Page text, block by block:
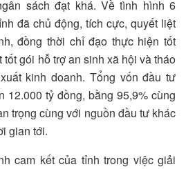
sách đạt khá. Về tình hình 6
đã chủ động, tích cực, quyết liệt
đồng thời chỉ đạo thực hiện tốt
gói hỗ trợ an sinh xã hội và tháo
kinh doanh. Tổng vốn đầu tư
12.000 tỷ đồng, bằng 95,9% cùng
trọng cùng với nguồn đầu tư khác
gian tới.
cam kết của tỉnh trong việc giải